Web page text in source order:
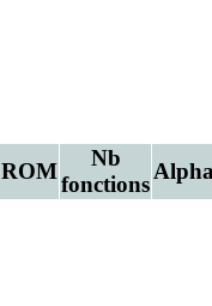
ROM
Nb
fonctions
Alpha